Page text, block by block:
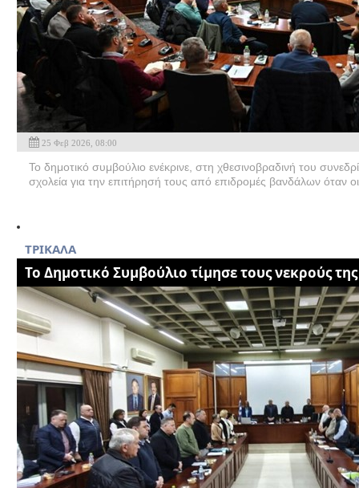
25 Φεβ 2026, 08:00
Το δημοτικό συμβούλιο ενέκρινε, στη χθεσινοβραδινή του
σχολεία για την επιτήρησή τους από επιδρομές βανδάλων όταν
ΤΡΙΚΑΛΑ
Το Δημοτικό Συμβούλιο τίμησε τους νεκρούς